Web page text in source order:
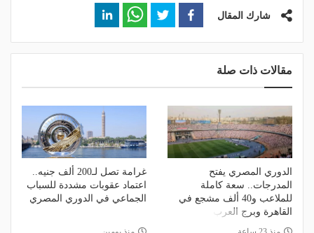
شارك المقال
مقالات ذات صلة
الدوري المصري يفتح
المدرجات.. سعة كاملة
للملاعب و40 ألف مشجع في
القاهرة وبرج العرب
غرامة تصل لـ200 ألف جنيه..
اعتماد عقوبات مشددة للسباب
الجماعي في الدوري المصري